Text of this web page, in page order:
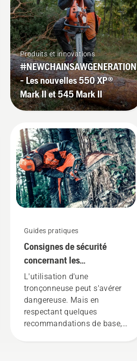
Produits et innovations
#NEWCHAINSAWGENERATION
- Les nouvelles 550 XP®
Mark II et 545 Mark II
Guides pratiques
Consignes de sécurité
concernant les
tronçonneuses
L'utilisation d'une
tronçonneuse peut s'avérer
dangereuse. Mais en
respectant quelques
recommandations de base,